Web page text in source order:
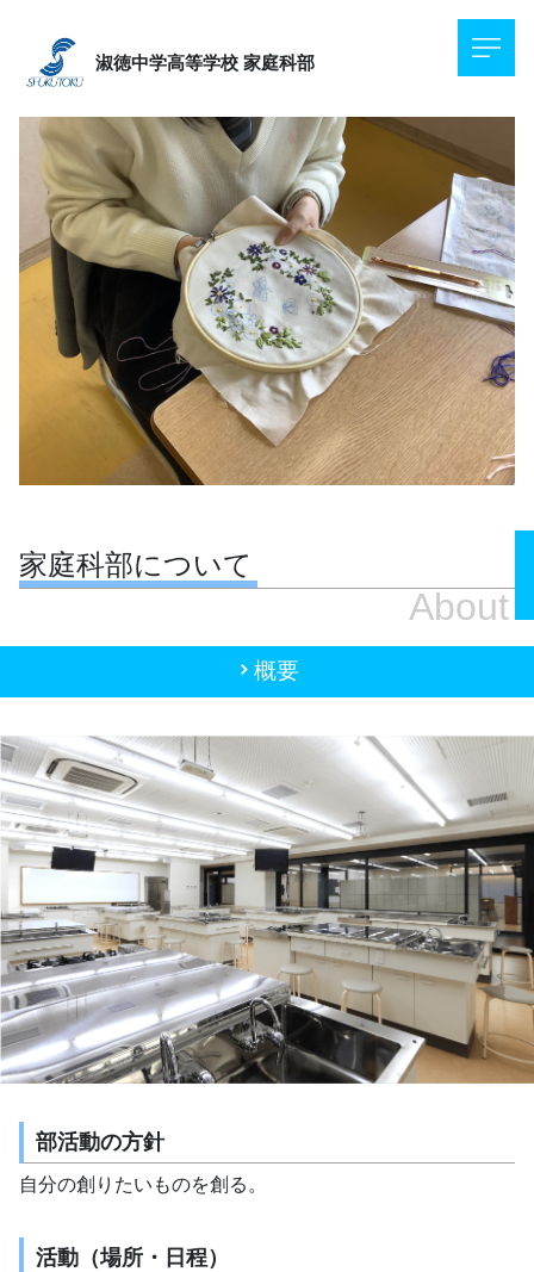
淑徳中学高等学校 家庭科部
家庭科部について
About
概要
部活動の方針
自分の創りたいものを創る。
活動（場所・日程）